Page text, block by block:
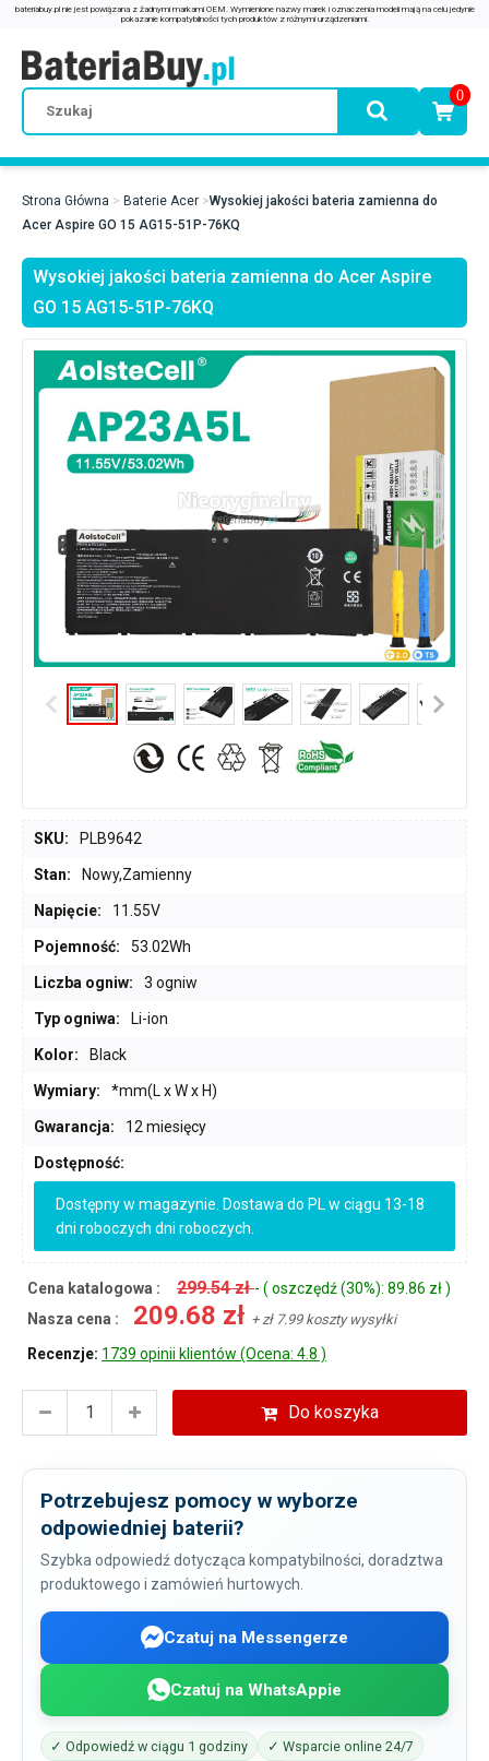
0
Strona Główna Baterie Acer
Wysokiej jakości bateria zamienna do
Acer Aspire GO 15 AG15-51P-76KQ
Wysokiej jakości bateria zamienna do Acer Aspire
GO 15 AG15-51P-76KQ
SKU: PLB9642
Stan: Nowy,Zamienny
Napięcie: 11.55V
Pojemność: 53.02Wh
Liczba ogniw: 3 ogniw
Typ ogniwa: Li-ion
Kolor: Black
Wymiary: *mm(L x W x H)
Gwarancja: 12 miesięcy
Dostępność:
Dostępny w magazynie. Dostawa do PL w ciągu 13-18
dni roboczych dni roboczych.
Cena katalogowa : 299.54 zł- ( oszczędź (30%): 89.86 zł )
Nasza cena :
209.68 zł + zł 7.99 koszty wysyłki
Recenzje: 1739 opinii klientów (Ocena: 4.8 )
Do koszyka
Potrzebujesz pomocy w wyborze
odpowiedniej baterii?
Szybka odpowiedź dotycząca kompatybilności, doradztwa
produktowego i zamówień hurtowych.
Czatuj na Messengerze
Czatuj na WhatsAppie
✓ Odpowiedź w ciągu 1 godziny
✓ Wsparcie online 24/7